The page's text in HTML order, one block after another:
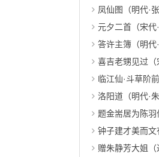
凤仙图（明代·张
元夕二首（宋代
答许主簿（明代
喜吉老甥见过（
临江仙·斗草阶
洛阳道（明代·朱
题金耑居为陈羽
钟子建才美而文
赠朱静芳大姐（